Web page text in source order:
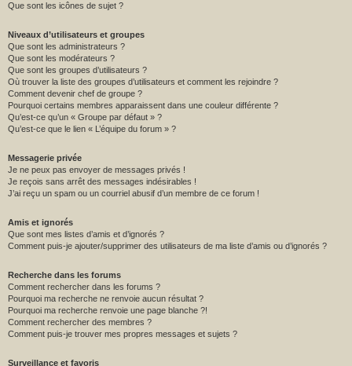
Que sont les icônes de sujet ?
Niveaux d’utilisateurs et groupes
Que sont les administrateurs ?
Que sont les modérateurs ?
Que sont les groupes d’utilisateurs ?
Où trouver la liste des groupes d’utilisateurs et comment les rejoindre ?
Comment devenir chef de groupe ?
Pourquoi certains membres apparaissent dans une couleur différente ?
Qu’est-ce qu’un « Groupe par défaut » ?
Qu’est-ce que le lien « L’équipe du forum » ?
Messagerie privée
Je ne peux pas envoyer de messages privés !
Je reçois sans arrêt des messages indésirables !
J’ai reçu un spam ou un courriel abusif d’un membre de ce forum !
Amis et ignorés
Que sont mes listes d’amis et d’ignorés ?
Comment puis-je ajouter/supprimer des utilisateurs de ma liste d’amis ou d’ignorés ?
Recherche dans les forums
Comment rechercher dans les forums ?
Pourquoi ma recherche ne renvoie aucun résultat ?
Pourquoi ma recherche renvoie une page blanche ?!
Comment rechercher des membres ?
Comment puis-je trouver mes propres messages et sujets ?
Surveillance et favoris